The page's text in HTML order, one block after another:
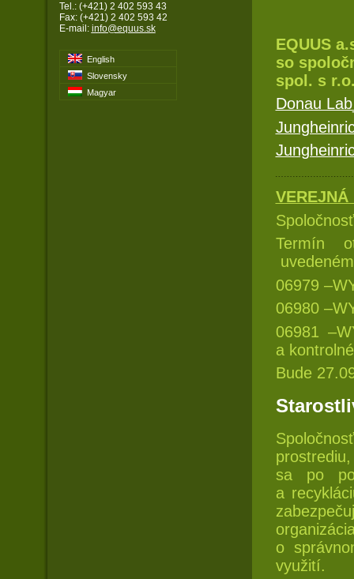
Tel.: (+421) 2 402 593 43
Fax: (+421) 2 402 593 42
E-mail: info@equus.sk
English
Slovensky
Magyar
EQUUS
so
spol. s
Donau
Termín
06979
06980
06981
a
Bude
sa po
a
o
využití.